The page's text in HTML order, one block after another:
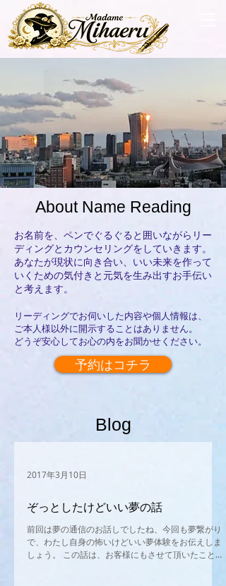
About Name Reading
​お名前を、ペンでぐるぐると囲いながらリー
ディングとカウンセリングをしていきます。
あなたが現状に向き合い、いい未来を作って
いくための気付きと元気を生み出すお手伝い
と考えます。
リーディングでお伺いした内容や個人情報は、
ご本人様以外に開示することはありません。
どうぞ安心してお心の内をお聞かせください。
予約はコチラ
Blog
2017年3月10日
ぞっとしたけどいい夢の話
前回は夢の通信のお話しでしたね、今回も夢繋がり
で、わたし自身の怖いけどいい夢体験をお伝えしま
しょう。 この話は、お客様にもさせて頂いたことが